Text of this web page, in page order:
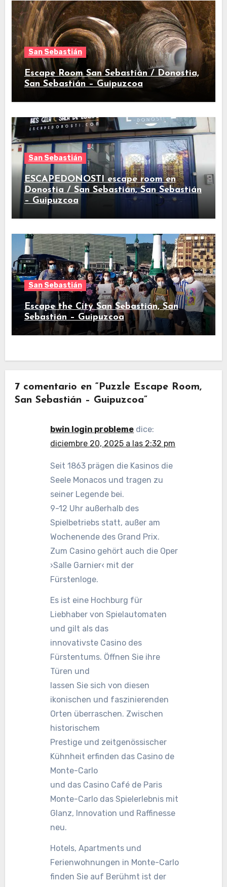
San Sebastián
Escape Room San Sebastián / Donostia,
San Sebastián – Guipuzcoa
San Sebastián
ESCAPEDONOSTI escape room en
Donostia / San Sebastián, San Sebastián
– Guipuzcoa
San Sebastián
Escape the City San Sebastián, San
Sebastián – Guipuzcoa
7 comentario en “Puzzle Escape Room,
San Sebastián – Guipuzcoa”
bwin login probleme dice:
diciembre 20, 2025 a las 2:32 pm
Seit 1863 prägen die Kasinos die
Seele Monacos und tragen zu
seiner Legende bei.
9-12 Uhr außerhalb des
Spielbetriebs statt, außer am
Wochenende des Grand Prix.
Zum Casino gehört auch die Oper
›Salle Garnier‹ mit der
Fürstenloge.
Es ist eine Hochburg für
Liebhaber von Spielautomaten
und gilt als das
innovativste Casino des
Fürstentums. Öffnen Sie ihre
Türen und
lassen Sie sich von diesen
ikonischen und faszinierenden
Orten überraschen. Zwischen
historischem
Prestige und zeitgenössischer
Kühnheit erfinden das Casino de
Monte-Carlo
und das Casino Café de Paris
Monte-Carlo das Spielerlebnis mit
Glanz, Innovation und Raffinesse
neu.
Hotels, Apartments und
Ferienwohnungen in Monte-Carlo
finden Sie auf Berühmt ist der